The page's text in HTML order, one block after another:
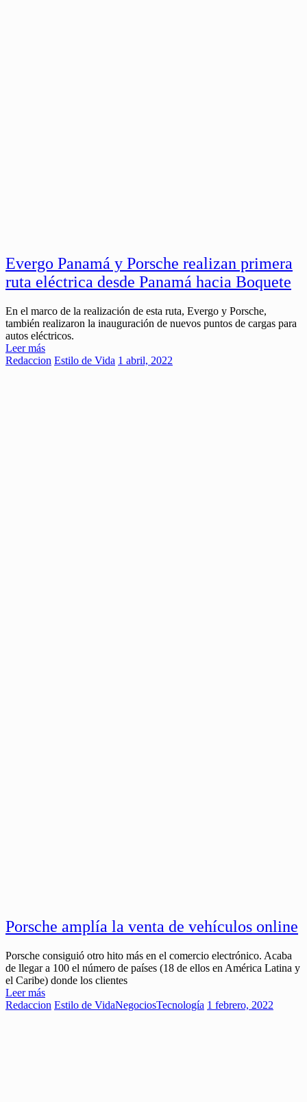
Evergo Panamá y Porsche realizan primera
ruta eléctrica desde Panamá hacia Boquete
En el marco de la realización de esta ruta, Evergo y Porsche,
también realizaron la inauguración de nuevos puntos de cargas para
autos eléctricos.
Leer más
Redaccion Estilo de Vida 1 abril, 2022
Porsche amplía la venta de vehículos online
Porsche consiguió otro hito más en el comercio electrónico. Acaba
de llegar a 100 el número de países (18 de ellos en América Latina y
el Caribe) donde los clientes
Leer más
Redaccion Estilo de VidaNegociosTecnología 1 febrero, 2022